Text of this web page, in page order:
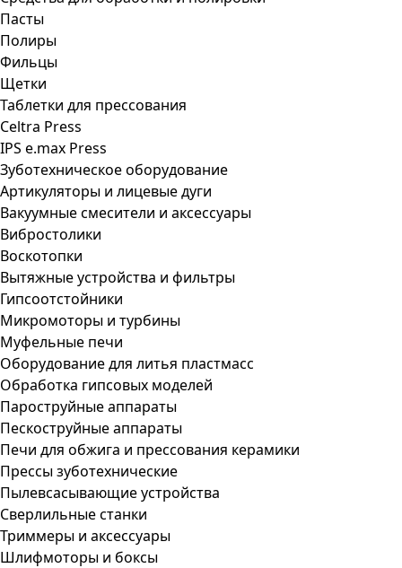
Пасты
Полиры
Фильцы
Щетки
Таблетки для прессования
Celtra Press
IPS e.max Press
Зуботехническое оборудование
Артикуляторы и лицевые дуги
Вакуумные смесители и аксессуары
Вибростолики
Воскотопки
Вытяжные устройства и фильтры
Гипсоотстойники
Микромоторы и турбины
Муфельные печи
Оборудование для литья пластмасс
Обработка гипсовых моделей
Пароструйные аппараты
Пескоструйные аппараты
Печи для обжига и прессования керамики
Прессы зуботехнические
Пылевсасывающие устройства
Сверлильные станки
Триммеры и аксессуары
Шлифмоторы и боксы